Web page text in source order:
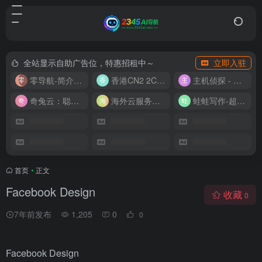
全站显示自助广告位，特惠招租中～
立即入驻
零导航-简介实用的网址导航
香港CN2 2C2G20M 9.9/月
主机侦探 - 少花钱，用好云
奇兔云：聪明人的“省”钱计划！
海外云服务器全网最低价 蛙蛙写作-超级AI智能写作助手
首页 • 正文
Facebook Design
7年前发布 1,205 0 0
收藏 0
Facebook Design